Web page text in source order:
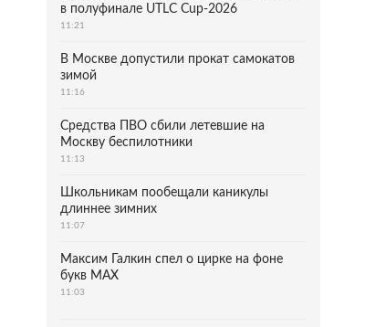
в полуфинале UTLC Cup-2026
11:21
В Москве допустили прокат самокатов
зимой
11:16
Средства ПВО сбили летевшие на
Москву беспилотники
11:13
Школьникам пообещали каникулы
длиннее зимних
11:07
Максим Галкин спел о цирке на фоне
букв MAX
11:03